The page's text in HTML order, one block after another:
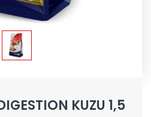
KUZU 1,5